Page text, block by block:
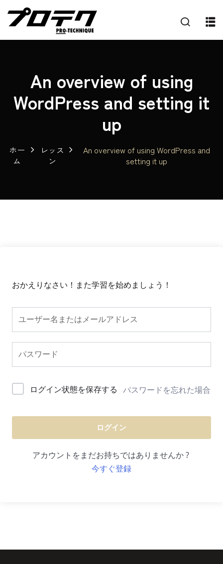
An overview of using
WordPress and setting it
up
ホー
ム
レッス
ン
An overview of using WordPress and
setting it up
おかえりなさい！また学習を始めましょう！
ログイン状態を保存する パスワードを忘れた場合
ログイン
アカウントをまだお持ちではありませんか ?
今すぐ登録